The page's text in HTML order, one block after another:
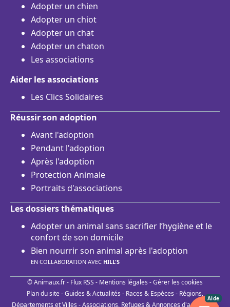
Adopter un chien
Adopter un chiot
Adopter un chat
Adopter un chaton
Les associations
Aider les associations
Les Clics Solidaires
Réussir son adoption
Avant l'adoption
Pendant l'adoption
Après l'adoption
Protection Animale
Portraits d'associations
Les dossiers thématiques
Adopter un animal sans sacrifier l’hygiène et le
confort de son domicile
Bien nourrir son animal après l'adoption
EN COLLABORATION AVEC HILL'S
© Animaux.fr - Flux RSS - Mentions légales -Gérer les cookies
Plan du site-Guides & Actualités - Races & Espèces - Régions,
Départements et Villes -Associations, Refuges & Annonces d'adoptions-
Aide